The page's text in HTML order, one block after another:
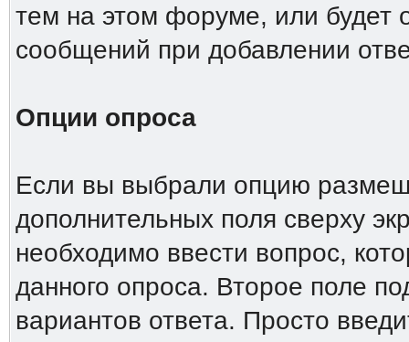
тем на этом форуме, или будет
сообщений при добавлении
Опции опроса
Если вы выбрали опцию
дополнительных поля сверху
необходимо ввести вопрос,
данного опроса. Второе поле
вариантов ответа. Просто